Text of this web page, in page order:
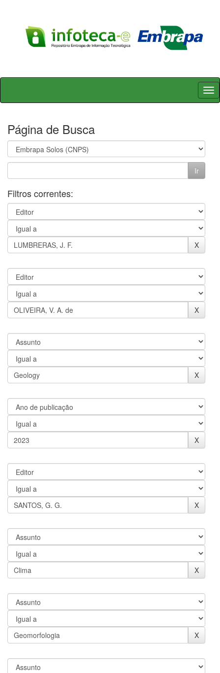
Skip
Página de Busca
Filtros correntes: